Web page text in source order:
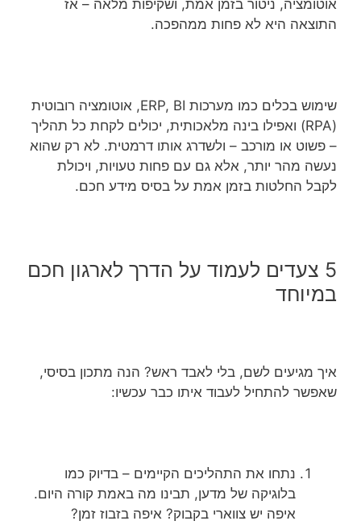
אוטומציה, ניטור בזמן אמת, ושקיפות מלאה – אז
התוצאה היא לא פחות ממהפכה.
שימוש בכלים כמו מערכות ERP, BI, אוטומציה רובוטית
(RPA) ואפילו בינה מלאכותית, יכולים לקחת כל תהליך
– פשוט או מורכב – ולשדרג אותו דרמטית. לא רק שהוא
נעשה מהר יותר, אלא גם עם פחות טעויות, ויכולת
לקבל החלטות בזמן אמת על בסיס מידע חכם.
5 צעדים לעמוד על הדרך לארגון חכם
במיוחד
איך מגיעים לשם, בלי לאבד ראש? הנה מתכון בסיסי,
שאפשר להתחיל לעבוד איתו כבר עכשיו:
נתחו את התהליכים הקיימים – בדיוק כמו
בלוגיקה של מדען, תבינו מה באמת קורה היום.
איפה יש צווארי בקבוק? איפה בזבוז זמן?